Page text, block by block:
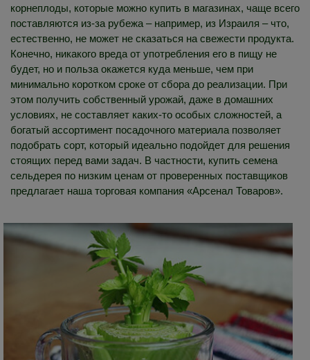
корнеплоды, которые можно купить в магазинах, чаще всего
поставляются из-за рубежа – например, из Израиля – что,
естественно, не может не сказаться на свежести продукта.
Конечно, никакого вреда от употребления его в пищу не
будет, но и польза окажется куда меньше, чем при
минимально коротком сроке от сбора до реализации. При
этом получить собственный урожай, даже в домашних
условиях, не составляет каких-то особых сложностей, а
богатый ассортимент посадочного материала позволяет
подобрать сорт, который идеально подойдет для решения
стоящих перед вами задач. В частности, купить семена
сельдерея по низким ценам от проверенных поставщиков
предлагает наша торговая компания «Арсенал Товаров».